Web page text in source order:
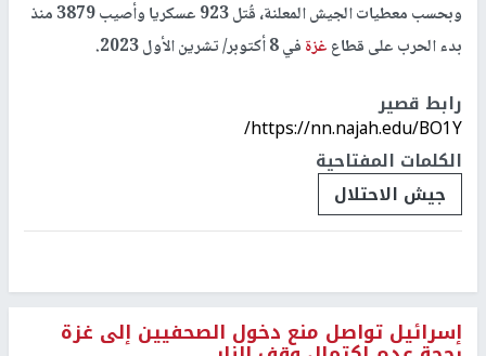
وبحسب معطيات الجيش المعلنة، قُتل 923 عسكريا وأصيب 3879 منذ
بدء الحرب على قطاعغزةفي 8 أكتوبر/ تشرين الأول 2023.
رابط قصير
https://nn.najah.edu/BO1Y/
الكلمات المفتاحية
جيش الاحتلال
إسرائيل تواصل منع دخول الصحفيين إلى غزة